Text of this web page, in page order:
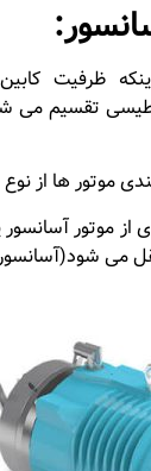
ظرفیت
تقسیم می
موتور ها از
از موتور
می